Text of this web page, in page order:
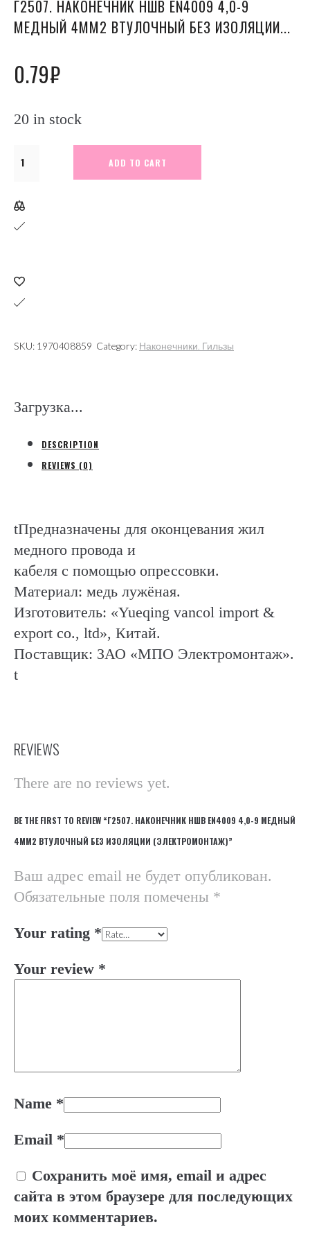
Г2507. НАКОНЕЧНИК НШВ EN4009 4,0-9
МЕДНЫЙ 4ММ2 ВТУЛОЧНЫЙ БЕЗ ИЗОЛЯЦИИ...
0.79₽
20 in stock
Г2507.
Наконечник
НШВ
медный
4мм2
без
quantity
ADD TO CART
SKU: 1970408859 Category: Наконечники. Гильзы
Загрузка...
DESCRIPTION
REVIEWS (0)
tПредназначены для оконцевания жил
медного провода и
кабеля с помощью опрессовки.
Материал: медь лужёная.
Изготовитель: «Yueqing vancol import &
export co., ltd», Китай.
Поставщик: ЗАО «МПО Электромонтаж».
t
REVIEWS
There are no reviews yet.
BE THE FIRST TO REVIEW “Г2507. НАКОНЕЧНИК НШВ EN4009 4,0-9 МЕДНЫЙ
4ММ2 ВТУЛОЧНЫЙ БЕЗ ИЗОЛЯЦИИ (ЭЛЕКТРОМОНТАЖ)”
Ваш адрес email не будет опубликован.
Обязательные поля помечены *
Your rating *
Your review *
Name *
Email *
Сохранить моё имя, email и адрес
сайта в этом браузере для последующих
моих комментариев.